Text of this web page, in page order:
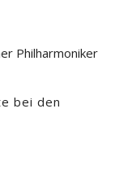
Philharmoniker
bei den